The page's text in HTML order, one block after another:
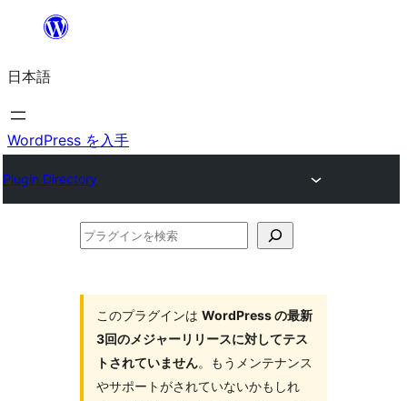
を
ス
キ
プ
日本語
WordPress を入手
Plugin Directory
プ
このプラグインは WordPress の最新
3回のメジャーリリースに対してテス
トされていません。もうメンテナンス
やサポートがされていないかもしれ